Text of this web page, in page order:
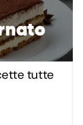
tutte